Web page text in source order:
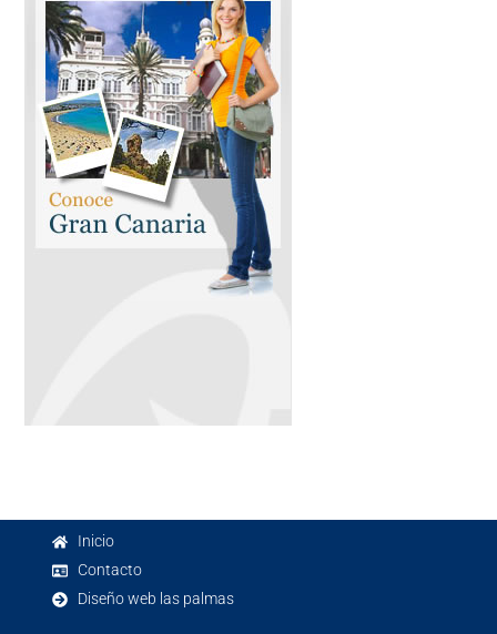
Inicio
Contacto
Diseño web las palmas